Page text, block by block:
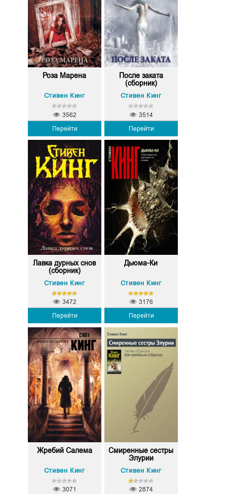
Роза Марена
Стивен Кинг
Перейти
3562
После заката
(сборник)
Стивен Кинг
Перейти
3514
Лавка дурных снов
(сборник)
Стивен Кинг
Перейти
3472
Дьюма-Ки
Стивен Кинг
Перейти
3176
Жребий Салема
Стивен Кинг
3071
Смиренные сестры
Элурии
Стивен Кинг
2874